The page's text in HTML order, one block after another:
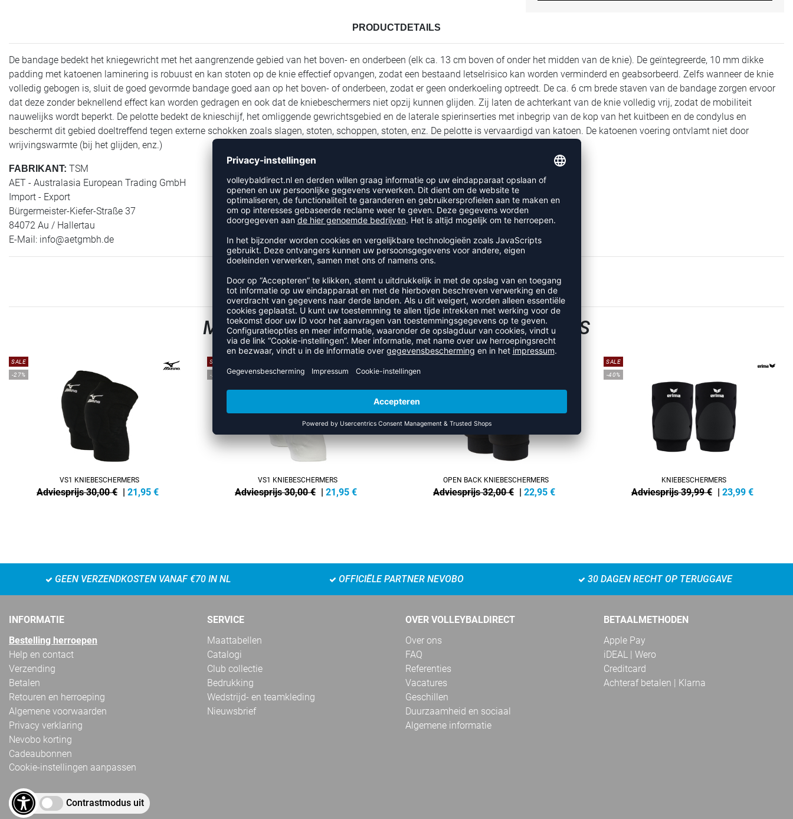
PRODUCTDETAILS
De bandage bedekt het kniegewricht met het aangrenzende gebied van het boven- en onderbeen (elk ca. 13 cm boven of onder het midden van de knie). De geïntegreerde, 10 mm dikke
padding met katoenen laminering is robuust en kan stoten op de knie effectief opvangen, zodat een bestaand letselrisico kan worden verminderd en geabsorbeerd. Zelfs wanneer de knie
volledig gebogen is, sluit de goed gevormde bandage goed aan op het boven- of onderbeen, zodat er geen onderkoeling optreedt. De ca. 6 cm brede staven van de bandage zorgen ervoor
dat deze zonder beknellend effect kan worden gedragen en ook dat de kniebeschermers niet opzij kunnen glijden. Zij laten de achterkant van de knie volledig vrij, zodat de mobiliteit
nauwelijks wordt beperkt. De pelotte bedekt de knieschijf, het omliggende gewrichtsgebied en de laterale spierinserties met inbegrip van de kop van het kuitbeen en de condylus en
beschermt dit gebied doeltreffend tegen externe schokken zoals slagen, stoten, schoppen, stoten, enz. De pelotte is vervaardigd van katoen. De katoenen voering ontvlamt niet door
wrijvingswarmte (bij het glijden, enz.)
FABRIKANT: TSM
AET - Australasia European Trading GmbH
Import - Export
Bürgermeister-Kiefer-Straße 37
84072 Au / Hallertau
E-Mail: info@aetgmbh.de
RECENT BEKEKEN
MEER UIT DE CATEGORIE KNIEBESCHERMERS
SALE
-27%
VS1 KNIEBESCHERMERS
Adviesprijs 30,00 € | 21,95 €
SALE
-27%
VS1 KNIEBESCHERMERS
Adviesprijs 30,00 € | 21,95 €
-28%
OPEN BACK KNIEBESCHERMERS
Adviesprijs 32,00 € | 22,95 €
SALE
-40%
KNIEBESCHERMERS
Adviesprijs 39,99 € | 23,99 €
GEEN VERZENDKOSTEN VANAF €70 IN NL OFFICIËLE PARTNER NEVOBO 30 DAGEN RECHT OP TERUGGAVE
INFORMATIE
Bestelling herroepen
Help en contact
Verzending
Betalen
Retouren en herroeping
Algemene voorwaarden
Privacy verklaring
Nevobo korting
Cadeaubonnen
Cookie-instellingen aanpassen
Contrastmodus uit
SERVICE
Maattabellen
Catalogi
Club collectie
Bedrukking
Wedstrijd- en teamkleding
Nieuwsbrief
OVER VOLLEYBALDIRECT
Over ons
FAQ
Referenties
Vacatures
Geschillen
Duurzaamheid en sociaal
Algemene informatie
BETAALMETHODEN
Apple Pay
iDEAL | Wero
Creditcard
Achteraf betalen | Klarna